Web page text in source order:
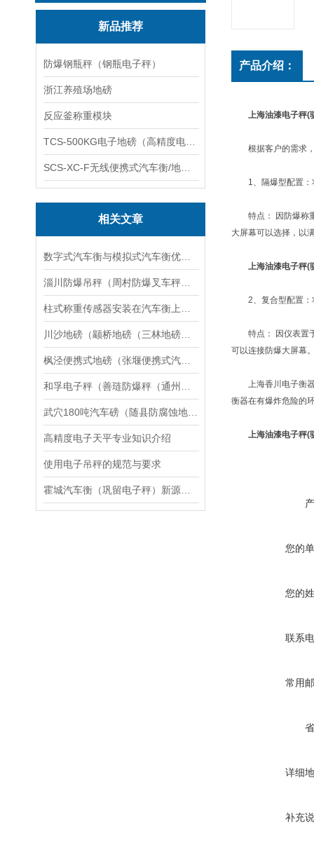
新品推荐
防爆钢瓶秤（钢瓶电子秤）
浙江养殖场地磅
反应釜称重模块
相关文章
高精度电子天平专业知识介绍
使用电子吊秤的规范与要求
产品介绍：
上海油漆电子秤(
根据客户的需求，
1、隔爆型配置：
特点： 因防爆称重
大屏幕可以选择，以
上海油漆电子秤(
2、复合型配置：将
特点： 因仪表置于
可以连接防爆大屏幕
上海香川电子衡器
衡器在有爆炸危险的
上海油漆电子秤(
您的
您的
联系
常用
详细
补充